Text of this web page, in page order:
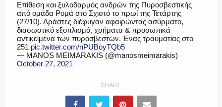
ΑΣΤΥΝΟΜΙΚΟ ΡΕΠΟΡΤΑΖ
Η ΦΩΝΗ ΣΟΥ
Επίθεση και ξυλοδαρμός ανδρών της Πυροσβεστικής
από ομάδα Ρομά στο Σχιστό το πρωί της Τετάρτης
(27/10). Δράστες διέφυγαν αφαιρώντας ασύρματο,
διασωστικό εξοπλισμό, χρήματα & προσωπικά
αντικείμενα των πυροσβεστών. Ένας τραυματίας στο
251 pic.twitter.com/nPUBoyTQb5
— MANOS MEIMARAKIS (@manosmeimarakis)
October 27, 2021
SHARE